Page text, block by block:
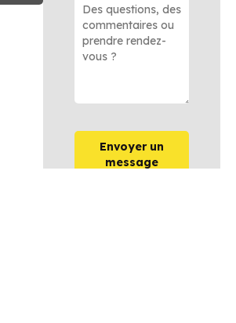
Envoyer un
message